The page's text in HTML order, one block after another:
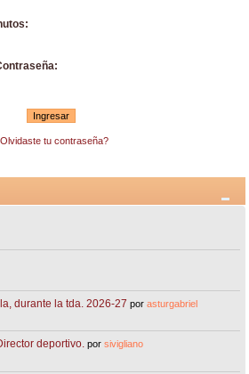
tu contraseña?
durante la tda. 2026-27 porasturgabriel
deportivo. porsivigliano